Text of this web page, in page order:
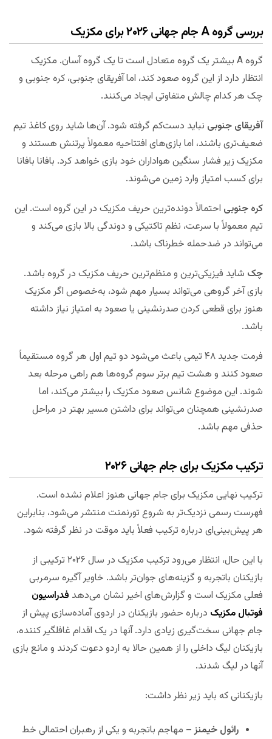
بررسی گروه A جام جهانی ۲۰۲۶ برای مکزیک
گروه A بیشتر یک گروه متعادل است تا یک گروه آسان. مکزیک
انتظار دارد از این گروه صعود کند، اما آفریقای جنوبی، کره جنوبی و
چک هر کدام چالش متفاوتی ایجاد می‌کنند.
آفریقای جنوبی نباید دست‌کم گرفته شود. آن‌ها شاید روی کاغذ تیم
ضعیف‌تری باشند، اما بازی‌های افتتاحیه معمولاً پرتنش هستند و
مکزیک زیر فشار سنگین هواداران خود بازی خواهد کرد. بافانا بافانا
برای کسب امتیاز وارد زمین می‌شوند.
کره جنوبی احتمالاً دونده‌ترین حریف مکزیک در این گروه است. این
تیم معمولاً با سرعت، نظم تاکتیکی و دوندگی بالا بازی می‌کند و
می‌تواند در ضدحمله خطرناک باشد.
چک شاید فیزیکی‌ترین و منظم‌ترین حریف مکزیک در گروه باشد.
بازی آخر گروهی می‌تواند بسیار مهم شود، به‌خصوص اگر مکزیک
هنوز برای قطعی کردن صدرنشینی یا صعود به امتیاز نیاز داشته
باشد.
فرمت جدید ۴۸ تیمی باعث می‌شود دو تیم اول هر گروه مستقیماً
صعود کنند و هشت تیم برتر سوم گروه‌ها هم راهی مرحله بعد
شوند. این موضوع شانس صعود مکزیک را بیشتر می‌کند، اما
صدرنشینی همچنان می‌تواند برای داشتن مسیر بهتر در مراحل
حذفی مهم باشد.
ترکیب مکزیک برای جام جهانی ۲۰۲۶
ترکیب نهایی مکزیک برای جام جهانی هنوز اعلام نشده است.
فهرست رسمی نزدیک‌تر به شروع تورنمنت منتشر می‌شود، بنابراین
هر پیش‌بینی‌ای درباره ترکیب فعلاً باید موقت در نظر گرفته شود.
با این حال، انتظار می‌رود ترکیب مکزیک در سال ۲۰۲۶ ترکیبی از
بازیکنان باتجربه و گزینه‌های جوان‌تر باشد. خاویر آگیره سرمربی
فعلی مکزیک است و گزارش‌های اخیر نشان می‌دهد فدراسیون
فوتبال مکزیک درباره حضور بازیکنان در اردوی آماده‌سازی پیش از
جام جهانی سخت‌گیری زیادی دارد. آنها در یک اقدام غافلگیر کننده،
بازیکنان لیگ داخلی را از همین حالا به اردو دعوت کردند و مانع بازی
آنها در لیگ شدند.
بازیکنانی که باید زیر نظر داشت:
رائول خیمنز– مهاجم باتجربه و یکی از رهبران احتمالی خط